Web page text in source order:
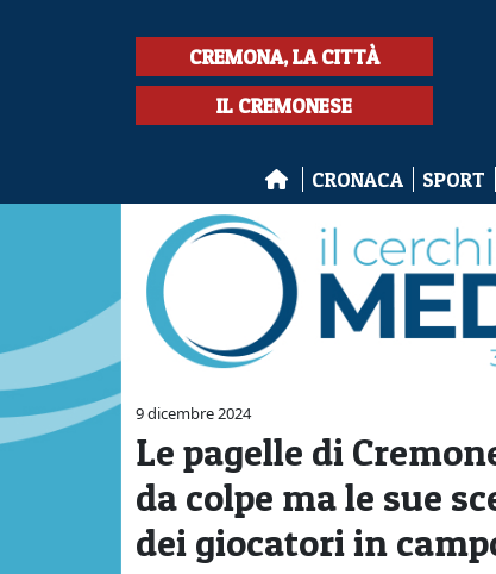
CREMONA, LA CITTÀ
IL CREMONESE
CRONACA SPORT
9 dicembre 2024
Le pagelle di
da colpe ma le sue
dei giocatori in